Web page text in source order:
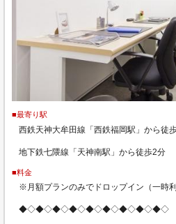
■最寄り駅
西鉄天神大牟田線「西鉄福岡駅」から徒
地下鉄七隈線「天神南駅」から徒歩2分
■料金
※月額プランのみでドロップイン（一時
◆◇◆◇◆◇◆◇◆◇◆◇◆◇◆◇◆◇